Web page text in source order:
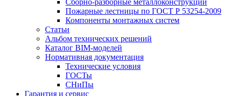
Сборно-разборные металлоконструкции
Пожарные лестницы по ГОСТ Р 53254-2009
Компоненты монтажных систем
Статьи
Альбом технических решений
Каталог BIM-моделей
Нормативная документация
Технические условия
ГОСТы
СНиПы
Гарантия и сервис